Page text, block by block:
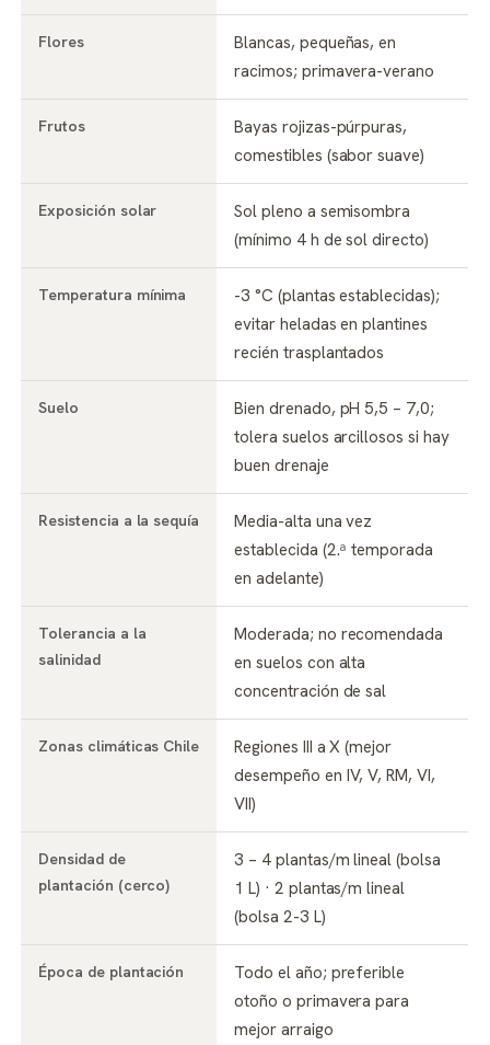
Flores
Blancas, pequeñas, en
racimos; primavera-verano
Frutos
Bayas rojizas-púrpuras,
comestibles (sabor suave)
Exposición solar
Sol pleno a semisombra
(mínimo 4 h de sol directo)
Temperatura mínima
-3 °C (plantas establecidas);
evitar heladas en plantines
recién trasplantados
Suelo
Bien drenado, pH 5,5 – 7,0;
tolera suelos arcillosos si hay
buen drenaje
Resistencia a la sequía
Media-alta una vez
establecida (2.ª temporada
en adelante)
Tolerancia a la
salinidad
Moderada; no recomendada
en suelos con alta
concentración de sal
Zonas climáticas Chile
Regiones III a X (mejor
desempeño en IV, V, RM, VI,
VII)
Densidad de
plantación (cerco)
3 – 4 plantas/m lineal (bolsa
1 L) · 2 plantas/m lineal
(bolsa 2-3 L)
Época de plantación
Todo el año; preferible
otoño o primavera para
mejor arraigo